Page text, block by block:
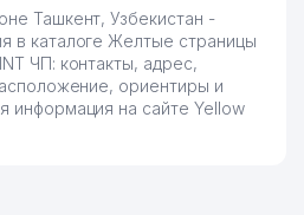
Ташкент, Узбекистан -
в каталоге Желтые страницы
ЧП: контакты, адрес,
ориентиры и
информация на сайте Yellow